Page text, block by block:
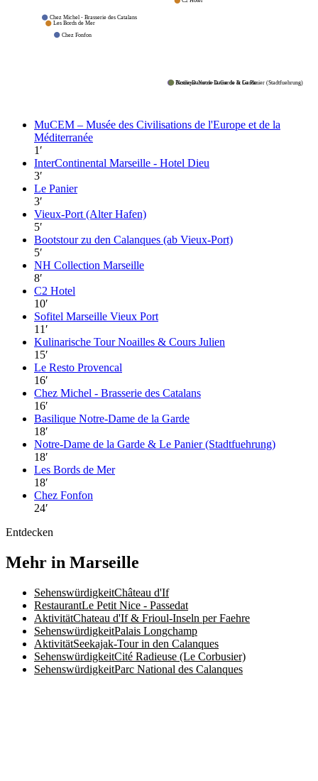
Chez Michel - Brasserie des Catalans
Basilique Notre-Dame de la Garde
Notre-Dame de la Garde & Le Panier (Stadtfuehrung)
Les Bords de Mer
Chez Fonfon
MuCEM – Musée des Civilisations de l'Europe et de la
Méditerranée
1′
InterContinental Marseille - Hotel Dieu
3′
Le Panier
3′
Vieux-Port (Alter Hafen)
5′
Bootstour zu den Calanques (ab Vieux-Port)
5′
NH Collection Marseille
8′
C2 Hotel
10′
Sofitel Marseille Vieux Port
11′
Kulinarische Tour Noailles & Cours Julien
15′
Le Resto Provencal
16′
Chez Michel - Brasserie des Catalans
16′
Basilique Notre-Dame de la Garde
18′
Notre-Dame de la Garde & Le Panier (Stadtfuehrung)
18′
Les Bords de Mer
18′
Chez Fonfon
24′
Entdecken
Mehr in Marseille
SehenswürdigkeitChâteau d'If
RestaurantLe Petit Nice - Passedat
AktivitätChateau d'If & Frioul-Inseln per Faehre
SehenswürdigkeitPalais Longchamp
AktivitätSeekajak-Tour in den Calanques
SehenswürdigkeitCité Radieuse (Le Corbusier)
SehenswürdigkeitParc National des Calanques